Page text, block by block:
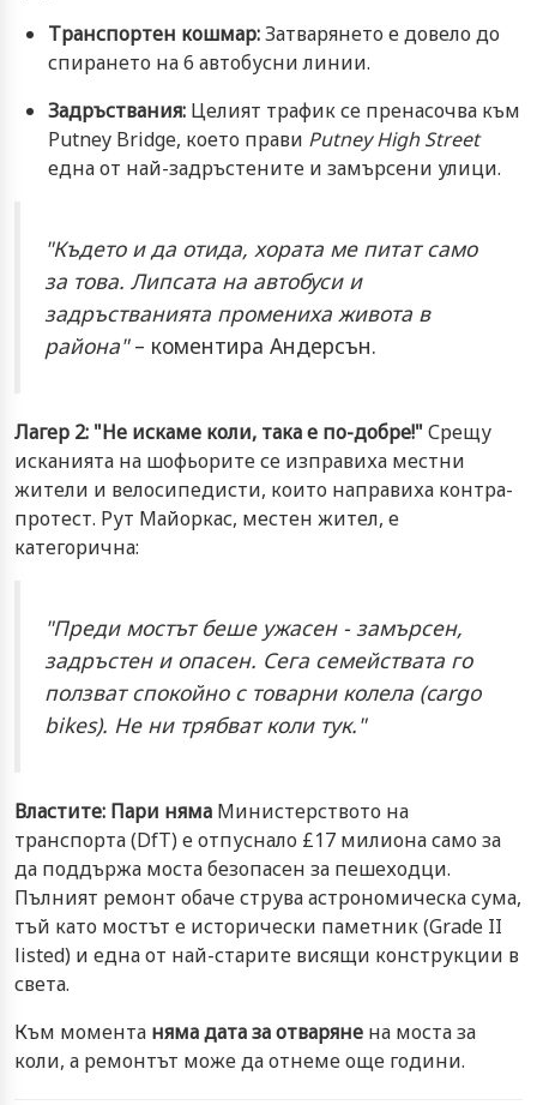
Транспортен кошмар:Затварянето е довело до
спирането на 6 автобусни линии.
Задръствания: Целият трафик се пренасочва към
Putney Bridge, което прави Putney High Street
една от най-задръстените и замърсени улици.
"Където и да отида, хората ме питат само
за това. Липсата на автобуси и
задръстванията промениха живота в
района"– коментира Андерсън.
Лагер 2: "Не искаме коли, така е по-добре!" Срещу
исканията на шофьорите се изправиха местни
жители и велосипедисти, които направиха контра-
протест. Рут Майоркас, местен жител, е
категорична:
"Преди мостът беше ужасен - замърсен,
задръстен и опасен. Сега семействата го
ползват спокойно с товарни колела (cargo
bikes). Не ни трябват коли тук."
Властите: Пари няма Министерството на
транспорта (DfT) е отпуснало £17 милиона само за
да поддържа моста безопасен за пешеходци.
Пълният ремонт обаче струва астрономическа сума,
тъй като мостът е исторически паметник (Grade II
listed) и една от най-старите висящи конструкции в
света.
Към момента няма дата за отваряне на моста за
коли, а ремонтът може да отнеме още години.